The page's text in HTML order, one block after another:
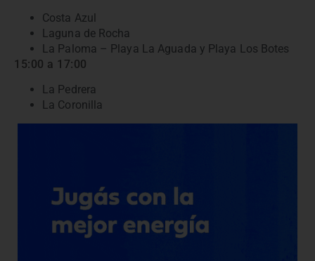
Costa Azul
Laguna de Rocha
La Paloma – Playa La Aguada y Playa Los Botes
15:00 a 17:00
La Pedrera
La Coronilla